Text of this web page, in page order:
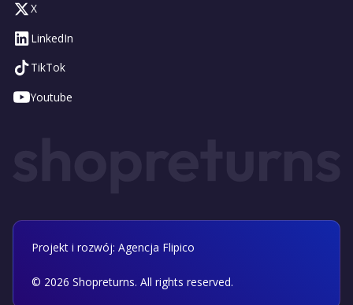
X
LinkedIn
TikTok
Youtube
© 2026 Shopreturns. All rights reserved.
Projekt i rozwój: Agencja Flipico